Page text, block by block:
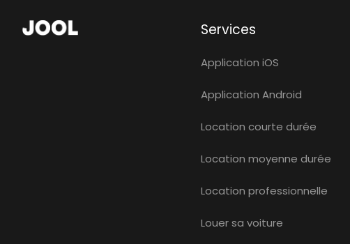
Services
Application iOS
Application Android
Location courte durée
Location moyenne durée
Location professionnelle
Louer sa voiture